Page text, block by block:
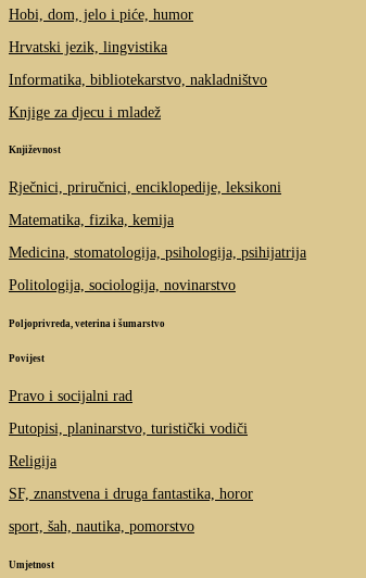
Hobi, dom, jelo i piće, humor
Hrvatski jezik, lingvistika
Informatika, bibliotekarstvo, nakladništvo
Knjige za djecu i mladež
Književnost
Rječnici, priručnici, enciklopedije, leksikoni
Matematika, fizika, kemija
Medicina, stomatologija, psihologija, psihijatrija
Politologija, sociologija, novinarstvo
Poljoprivreda, veterina i šumarstvo
Povijest
Pravo i socijalni rad
Putopisi, planinarstvo, turistički vodiči
Religija
SF, znanstvena i druga fantastika, horor
sport, šah, nautika, pomorstvo
Umjetnost